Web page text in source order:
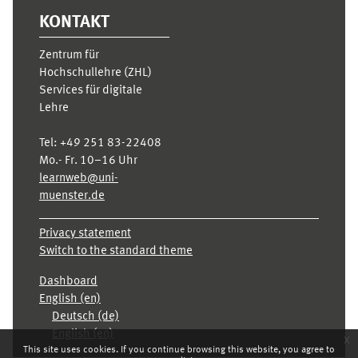
This site uses cookies. If you continue browsing this website, you agree to
x
KONTAKT
Zentrum für
Hochschullehre (ZHL)
Services für digitale
Lehre
Tel: +49 251 83-22408
Mo.- Fr. 10–16 Uhr
learnweb@uni-
muenster.de
Privacy statement
Switch to the standard theme
Dashboard
English ‎(en)‎
Deutsch ‎(de)‎